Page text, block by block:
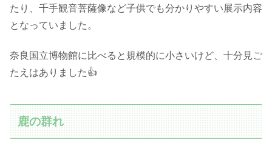
たり、千手観音菩薩像など子供でも分かりやすい展示内容
となっていました。
奈良国立博物館に比べると規模的に小さいけど、十分見ご
たえはありました👍
鹿の群れ